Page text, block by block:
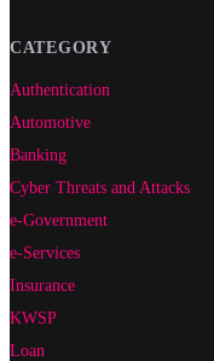
CATEGORY
Authentication
Automotive
Banking
Cyber Threats and Attacks
e-Government
e-Services
Insurance
KWSP
Loan